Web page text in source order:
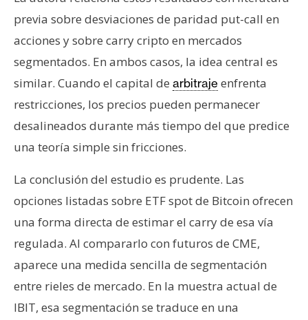
previa sobre desviaciones de paridad put-call en
acciones y sobre carry cripto en mercados
segmentados. En ambos casos, la idea central es
similar. Cuando el capital de arbitrajeenfrenta
restricciones, los precios pueden permanecer
desalineados durante más tiempo del que predice
una teoría simple sin fricciones.
La conclusión del estudio es prudente. Las
opciones listadas sobre ETF spot de Bitcoin ofrecen
una forma directa de estimar el carry de esa vía
regulada. Al compararlo con futuros de CME,
aparece una medida sencilla de segmentación
entre rieles de mercado. En la muestra actual de
IBIT, esa segmentación se traduce en una